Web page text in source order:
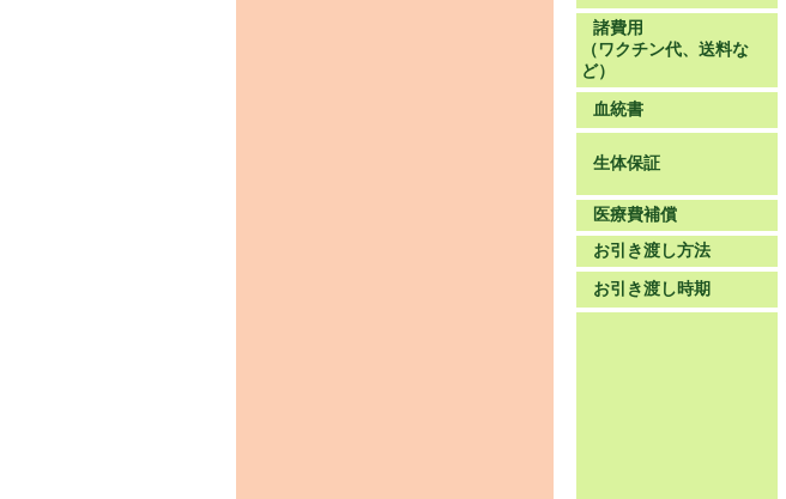
諸費用
（ワクチン代、送料な
ど）
血統書
生体保証
医療費補償
お引き渡し方法
お引き渡し時期